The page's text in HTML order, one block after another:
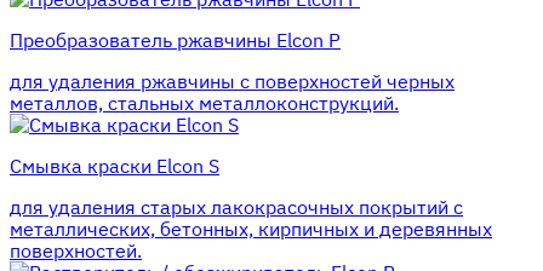
Преобразователь ржавчины Elcon P
для удаления ржавчины с поверхностей черных
металлов, стальных металлоконструкций.
Смывка краски Elcon S
для удаления старых лакокрасочных покрытий с
металлических, бетонных, кирпичных и деревянных
поверхностей.